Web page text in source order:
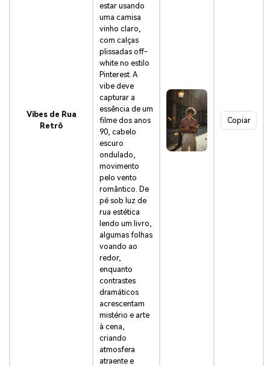
Vibes de Rua
Retrô
estar usando
uma camisa
vinho claro,
com calças
plissadas off-
white no estilo
Pinterest. A
vibe deve
capturar a
essência de um
filme dos anos
90, cabelo
escuro
ondulado,
movimento
pelo vento
romântico. De
pé sob luz de
rua estética
lendo um livro,
algumas folhas
voando ao
redor,
enquanto
contrastes
dramáticos
acrescentam
mistério e arte
à cena,
criando
atmosfera
atraente e
Copiar